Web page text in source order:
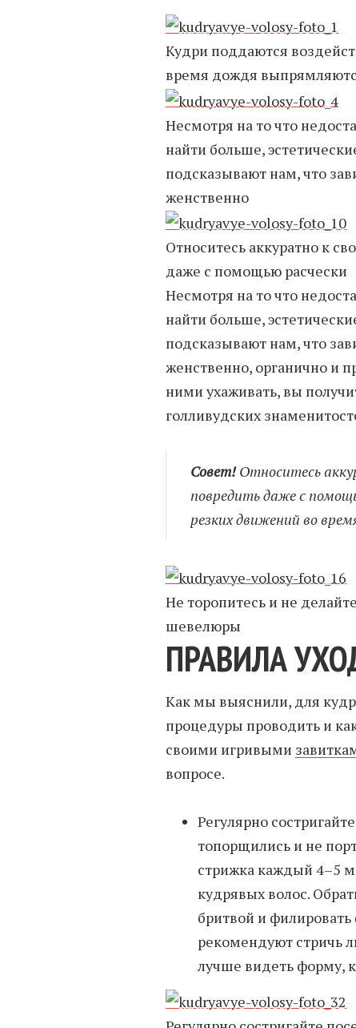
Кудри поддаются
время дождя
Несмотря на то что
найти больше,
подсказывают нам, что
женственно
Относитесь аккуратно к
даже с помощью расчески
Несмотря на то что
найти больше,
подсказывают нам, что
женственно, органично и
ними ухаживать, вы
голливудских
Совет!Относитесь
повредить даже с
резких движений во
Не торопитесь и не
шевелюры
ПРАВИЛА
Как мы выяснили, для
процедуры проводить и
своими игривыми
вопросе.
Регулярно
топорщились и не
стрижка каждый 4–5
кудрявых волос.
бритвой и
рекомендуют стричь
лучше видеть форму,